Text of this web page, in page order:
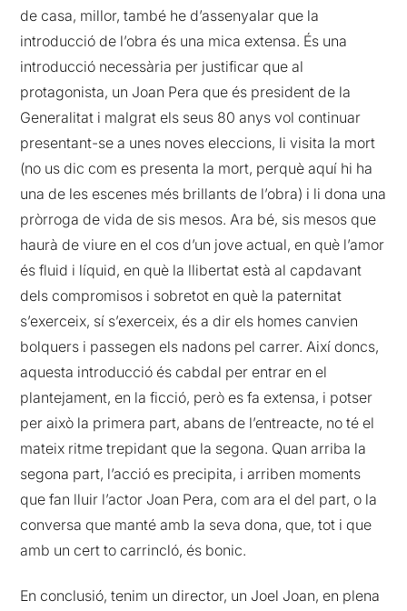
de casa, millor, també he d’assenyalar que la
introducció de l’obra és una mica extensa. És una
introducció necessària per justificar que al
protagonista, un Joan Pera que és president de la
Generalitat i malgrat els seus 80 anys vol continuar
presentant-se a unes noves eleccions, li visita la mort
(no us dic com es presenta la mort, perquè aquí hi ha
una de les escenes més brillants de l’obra) i li dona una
pròrroga de vida de sis mesos. Ara bé, sis mesos que
haurà de viure en el cos d’un jove actual, en què l’amor
és fluid i líquid, en què la llibertat està al capdavant
dels compromisos i sobretot en què la paternitat
s’exerceix, sí s’exerceix, és a dir els homes canvien
bolquers i passegen els nadons pel carrer. Així doncs,
aquesta introducció és cabdal per entrar en el
plantejament, en la ficció, però es fa extensa, i potser
per això la primera part, abans de l’entreacte, no té el
mateix ritme trepidant que la segona. Quan arriba la
segona part, l’acció es precipita, i arriben moments
que fan lluir l’actor Joan Pera, com ara el del part, o la
conversa que manté amb la seva dona, que, tot i que
amb un cert to carrincló, és bonic.
En conclusió, tenim un director, un Joel Joan, en plena